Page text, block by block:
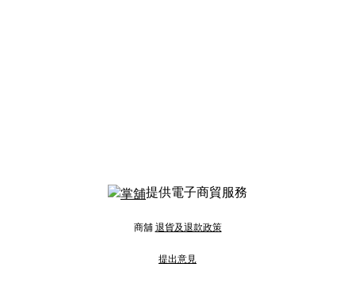
提供電子商貿服務
商舖 退貨及退款政策
提出意見